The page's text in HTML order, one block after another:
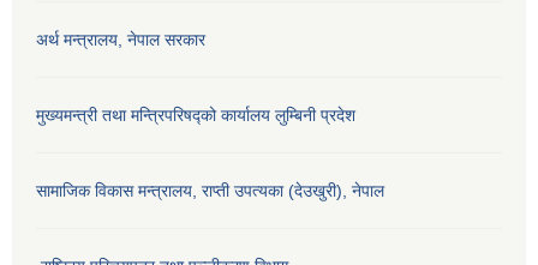
अर्थ मन्त्रालय, नेपाल सरकार
मुख्यमन्त्री तथा मन्त्रिपरिषद्को कार्यालय लुम्बिनी प्रदेश
सामाजिक विकास मन्‍‍त्रालय, राप्ती उपत्यका (देउखुरी), नेपाल